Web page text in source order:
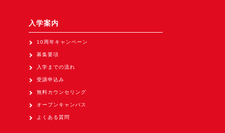
HoloLens 2 アプリ開発研修
《研究会》
XRビジネスフォーラム
TOKYO DIGICONX2026
入学案内
10周年キャンペーン
募集要項
入学までの流れ
受講申込み
無料カウンセリング
オープンキャンパス
よくある質問